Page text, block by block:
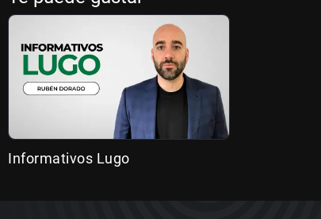
Informativos Lugo